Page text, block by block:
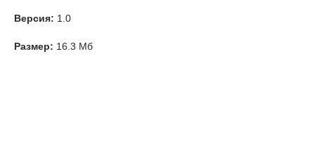
Версия: 1.0
Размер: 16.3 Мб